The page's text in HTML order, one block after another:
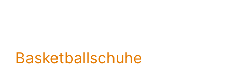
Basketballschuhe